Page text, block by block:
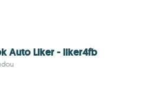
Auto Liker - liker4fb